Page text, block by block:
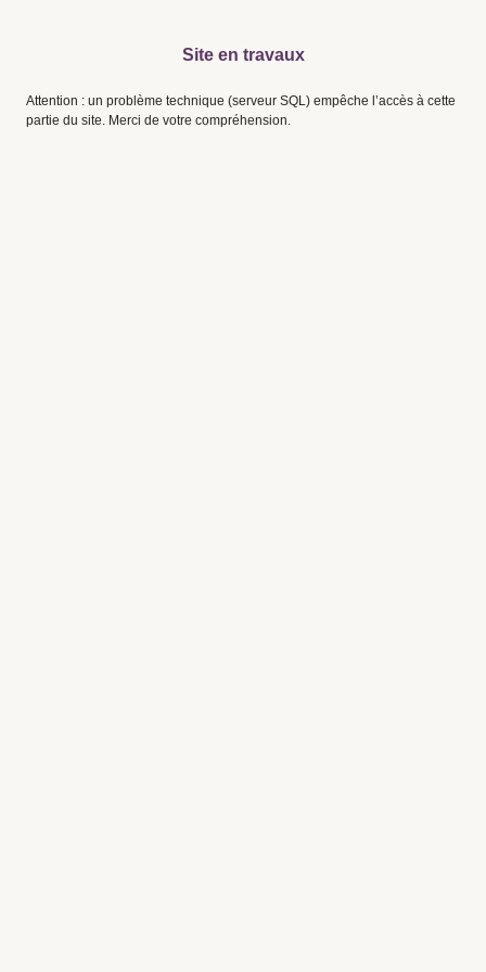
Site en travaux
Attention : un problème technique (serveur SQL) empêche l’accès à cette
partie du site. Merci de votre compréhension.